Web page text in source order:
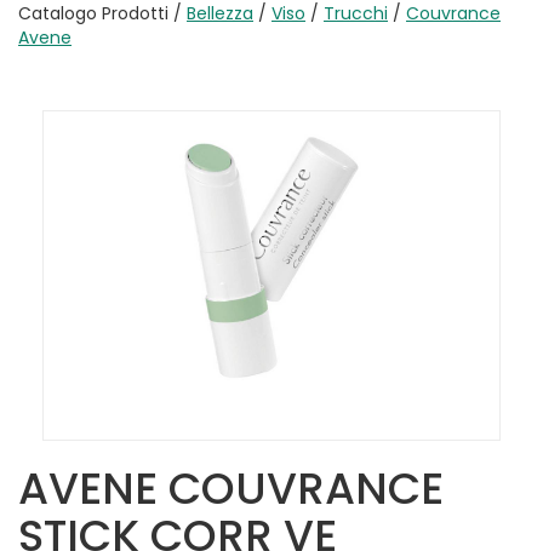
Catalogo Prodotti / Bellezza / Viso / Trucchi / Couvrance
Avene
AVENE COUVRANCE
STICK CORR VE